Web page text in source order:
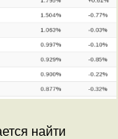
найти